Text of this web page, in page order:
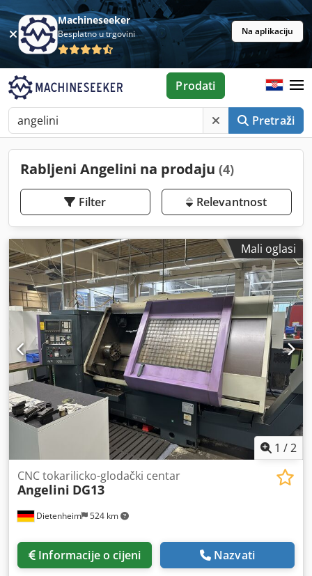
Machineseeker
Besplatno u trgovini Na aplikaciju
Pretraži
Prodati
Rabljeni Angelini na prodaju (4)
Filter Relevantnost
Mali oglasi
1 /2
Dietenheim 524 km
CNC tokarilicko-glodački centar
Angelini DG13
Informacije o cijeni Nazvati